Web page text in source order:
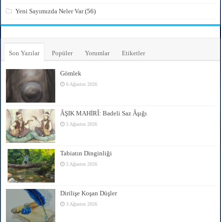
Yeni Sayımızda Neler Var(56)
Son Yazılar Popüler Yorumlar Etiketler
Gömlek
6 Ağustos 2026
ÂŞIK MAHİRÎ: Badeli Saz Âşığı
5 Ağustos 2026
Tabiatın Dinginliği
5 Ağustos 2026
Dirilişe Koşan Düşler
3 Ağustos 2026